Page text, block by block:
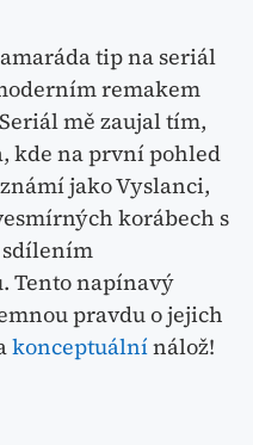
tip na seriál
remakem
mě zaujal tím,
kde na první pohled
jako Vyslanci,
korábech s
Tento napínavý
pravdu o jejich
konceptuálnínálož!